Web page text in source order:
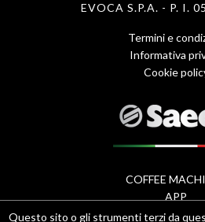
EVOCA S.P.A. - P. I.
Termini e
Informativa
Cookie
Footer
COFFEE
APP
Questo sito o gli strumenti terzi da